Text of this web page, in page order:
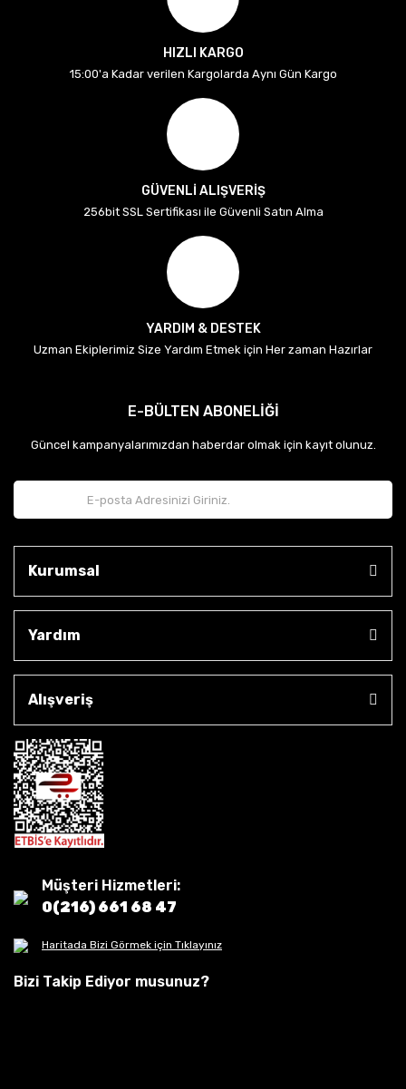
HIZLI KARGO
15:00'a Kadar verilen Kargolarda Aynı Gün Kargo
GÜVENLİ ALIŞVERİŞ
256bit SSL Sertifikası ile Güvenli Satın Alma
YARDIM & DESTEK
Uzman Ekiplerimiz Size Yardım Etmek için Her zaman Hazırlar
E-BÜLTEN ABONELİĞİ
Güncel kampanyalarımızdan haberdar olmak için kayıt olunuz.
Kurumsal
Yardım
Alışveriş
Müşteri Hizmetleri:
0(216) 661 68 47
Haritada Bizi Görmek için Tıklayınız
Bizi Takip Ediyor musunuz?